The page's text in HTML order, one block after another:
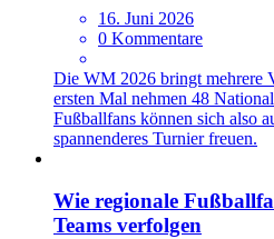
16. Juni 2026
0 Kommentare
Die WM 2026 bringt mehrere
ersten Mal nehmen 48
Fußballfans können sich also
spannenderes Turnier freuen.
Wie regionale
Teams verfolgen